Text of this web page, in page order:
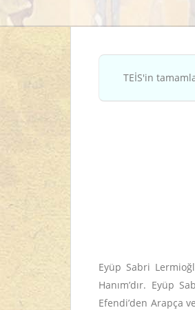
TEİS'in
Eyüp Sabri
Hanım’dır. Eyüp
Efendi’den Arapça